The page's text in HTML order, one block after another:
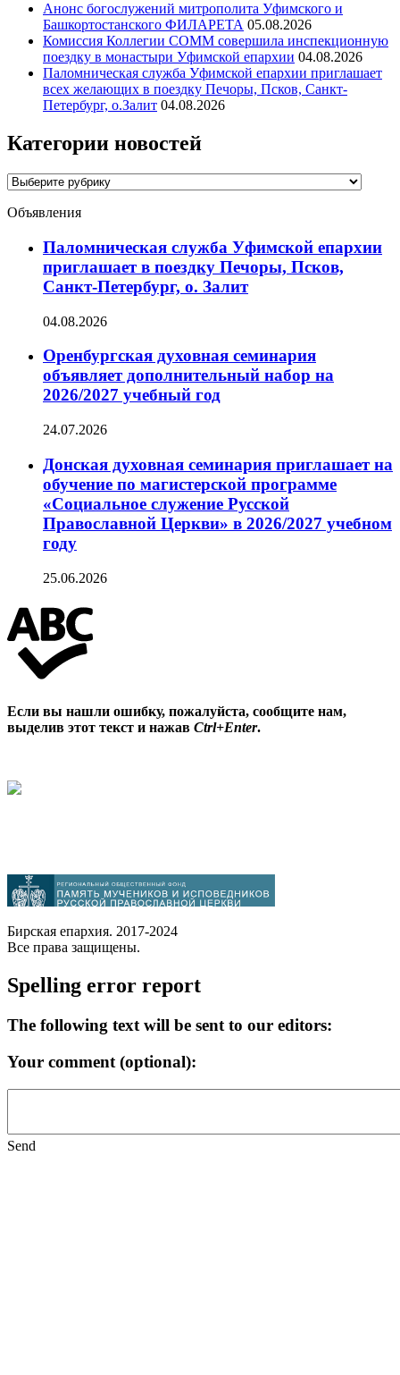
Анонс богослужений митрополита Уфимского и
Башкортостанского ФИЛАРЕТА 05.08.2026
Комиссия Коллегии СОММ совершила инспекционную
поездку в монастыри Уфимской епархии 04.08.2026
Паломническая служба Уфимской епархии приглашает
всех желающих в поездку Печоры, Псков, Санкт-
Петербург, о.Залит 04.08.2026
Категории новостей
Категории
Объявления
Паломническая служба Уфимской епархии
приглашает в поездку Печоры, Псков,
Санкт-Петербург, о. Залит
04.08.2026
Оренбургская духовная семинария
объявляет дополнительный набор на
2026/2027 учебный год
24.07.2026
Донская духовная семинария приглашает на
обучение по магистерской программе
«Социальное служение Русской
Православной Церкви» в 2026/2027 учебном
году
25.06.2026
Если вы нашли ошибку, пожалуйста, сообщите нам,
выделив этот текст и нажав Ctrl+Enter.
Бирская епархия. 2017-2024
Все права защищены.
Spelling error report
The following text will be sent to our editors:
Your comment (optional):
Send